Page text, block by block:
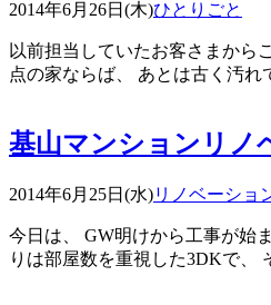
2014年6月26日(木)ひとりごと
以前担当していたお客さまから
点の家ならば、 あとは古く汚
基山マンションリノ
2014年6月25日(水)リノベーショ
今日は、 GW明けから工事が始
りは部屋数を重視した3DKで、